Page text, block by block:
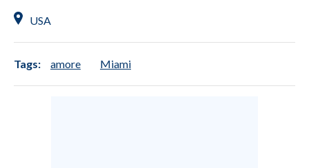
USA
Tags: amore Miami